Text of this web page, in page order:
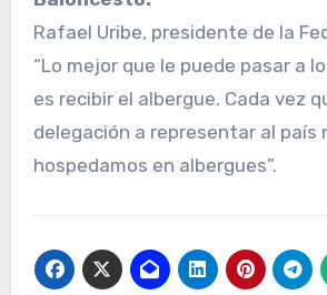
Rafael Uribe, presidente de la
“Lo mejor que le puede pasar a
es recibir el albergue. Cada vez
delegación a representar al país
hospedamos en albergues”.